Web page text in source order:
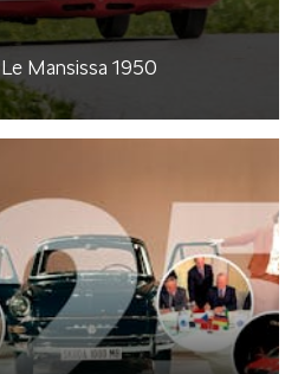
Mansissa 1950